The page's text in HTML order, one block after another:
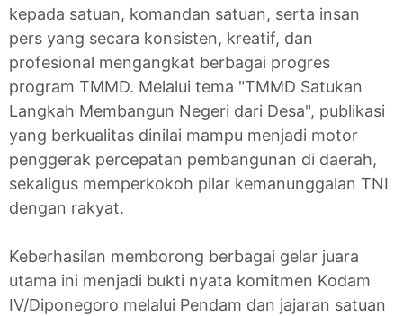
kepada satuan, komandan satuan, serta insan
pers yang secara konsisten, kreatif, dan
profesional mengangkat berbagai progres
program TMMD. Melalui tema "TMMD Satukan
Langkah Membangun Negeri dari Desa", publikasi
yang berkualitas dinilai mampu menjadi motor
penggerak percepatan pembangunan di daerah,
sekaligus memperkokoh pilar kemanunggalan TNI
dengan rakyat.
Keberhasilan memborong berbagai gelar juara
utama ini menjadi bukti nyata komitmen Kodam
IV/Diponegoro melalui Pendam dan jajaran satuan